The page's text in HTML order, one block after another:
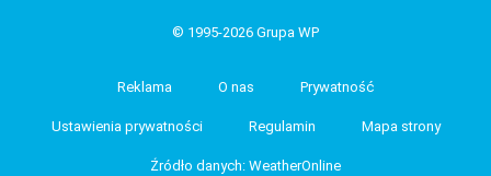
© 1995-2026 Grupa WP
Reklama O nas Prywatność
Ustawienia prywatności Regulamin Mapa strony
Źródło danych: WeatherOnline